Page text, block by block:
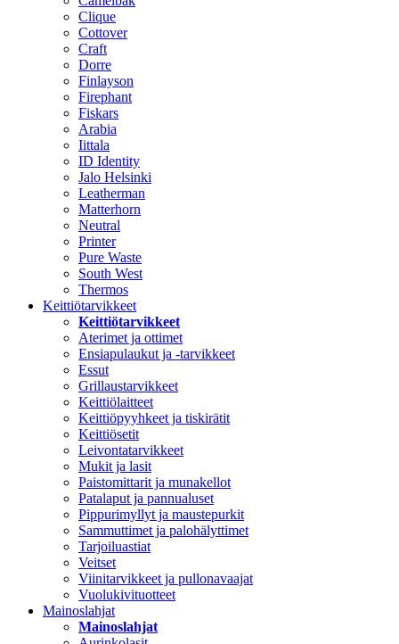
Clique
Cottover
Craft
Dorre
Finlayson
Firephant
Fiskars
Arabia
Iittala
ID Identity
Jalo Helsinki
Leatherman
Matterhorn
Neutral
Printer
Pure Waste
South West
Thermos
Keittiötarvikkeet
Keittiötarvikkeet
Aterimet ja ottimet
Ensiapulaukut ja -tarvikkeet
Essut
Grillaustarvikkeet
Keittiölaitteet
Keittiöpyyhkeet ja tiskirätit
Keittiösetit
Leivontatarvikkeet
Mukit ja lasit
Paistomittarit ja munakellot
Patalaput ja pannualuset
Pippurimyllyt ja maustepurkit
Sammuttimet ja palohälyttimet
Tarjoiluastiat
Veitset
Viinitarvikkeet ja pullonavaajat
Vuolukivituotteet
Mainoslahjat
Mainoslahjat